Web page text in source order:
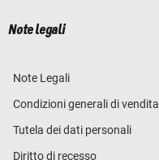
Note legali
Note Legali
Condizioni generali di vendita
Tutela dei dati personali
Diritto di recesso